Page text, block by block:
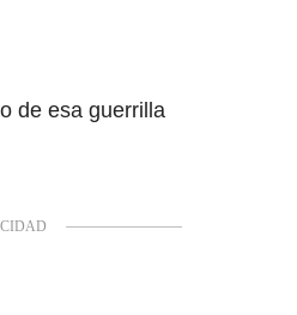
de esa guerrilla